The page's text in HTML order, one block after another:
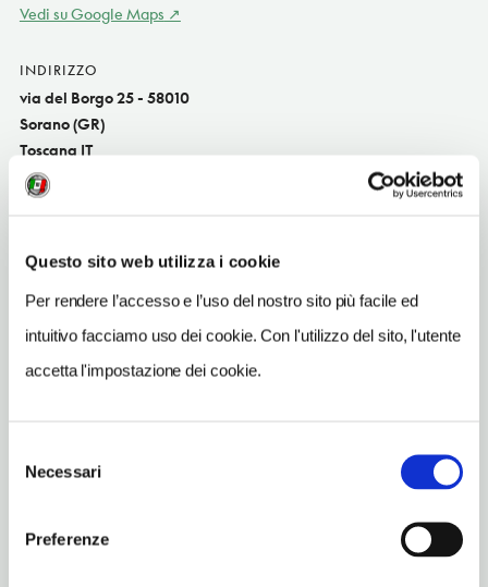
Questo sito web utilizza i cookie
Per rendere l’accesso e l’uso del nostro sito più facile ed
intuitivo facciamo uso dei cookie. Con l'utilizzo del sito, l'utente
accetta l'impostazione dei cookie.
delNecessari
Preferenze
Vedi su Google Maps
INDIRIZZO
via del Borgo 25 - 58010
Sorano (GR)
Toscana IT
SITO WEB
INDIRIZZO EMAIL
info@cantinaottavarima.com
TELEFONO
0564633584-3498024196
NUMERO COPERTI
ORARI DI APERTURA